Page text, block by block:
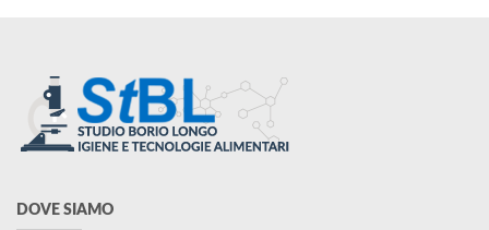
DOVE SIAMO